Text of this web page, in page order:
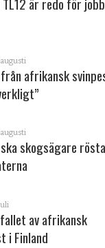
afrikansk
skogsägare
av afrikansk
i Finland